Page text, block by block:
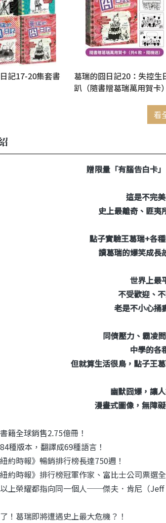
記17-20集套書
葛瑞的囧日記20：失控生
趴（隨書贈葛瑞萬用賀卡）
看
贈限量「有腦告白卡
這是不完
史上最離奇、匪夷
點子實驗王葛瑞+各
讀葛瑞的爆笑成長
世界上最
不受歡迎、
老是不小心捅
同儕壓力、霸凌
中學的各
但就算生活很鳥，點子王
幽默囧爆，讓
漫畫式圖像，無障
籍全球銷售2.75億冊！
種版本，翻譯成69種語言！
約時報》暢銷排行榜長達750週！
約時報》排行榜冠軍作家、富比士公司票選
榮耀都指向同一個人──傑夫．肯尼（Jeff
！葛瑞即將遭遇史上最大危機？！